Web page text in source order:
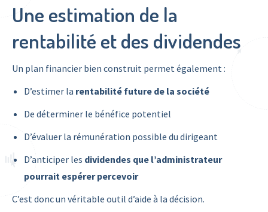
Une estimation de la
rentabilité et des dividendes
Un plan financier bien construit permet également :
D’estimer la rentabilité future de la société
De déterminer le bénéfice potentiel
D’évaluer la rémunération possible du dirigeant
D’anticiper les dividendes que l’administrateur
pourrait espérer percevoir
C’est donc un véritable outil d’aide à la décision.